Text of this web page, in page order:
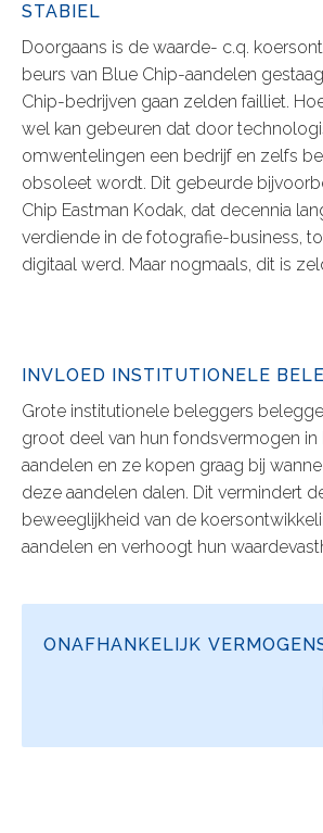
STABIEL
Doorgaans is de waarde- c.q.
beurs van Blue Chip-aandelen
Chip-bedrijven gaan zelden failliet.
wel kan gebeuren dat door
omwentelingen een bedrijf en zelfs
obsoleet wordt. Dit gebeurde
Chip Eastman Kodak, dat decennia
verdiende in de fotografie-business,
digitaal werd. Maar nogmaals, dit is
INVLOED INSTITUTIONELE
Grote institutionele beleggers
groot deel van hun fondsvermogen in
aandelen en ze kopen graag bij
deze aandelen dalen. Dit vermindert
beweeglijkheid van de
aandelen en verhoogt hun
ONAFHANKELIJK